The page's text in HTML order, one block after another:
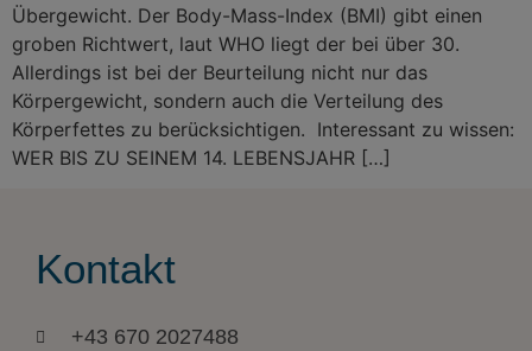
Übergewicht. Der Body-Mass-Index (BMI) gibt einen
groben Richtwert, laut WHO liegt der bei über 30.
Allerdings ist bei der Beurteilung nicht nur das
Körpergewicht, sondern auch die Verteilung des
Körperfettes zu berücksichtigen. Interessant zu wissen:
WER BIS ZU SEINEM 14. LEBENSJAHR […]
Kontakt
+43 670 2027488